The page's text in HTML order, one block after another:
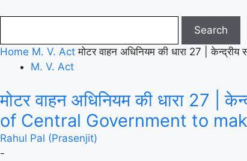
Home M. V. Act मोटर वाहन अधिनियम की धारा 27 |
M. V. Act
मोटर वाहन अधिनियम की धारा 27
of Central Government to
Rahul Pal (Prasenjit)
-